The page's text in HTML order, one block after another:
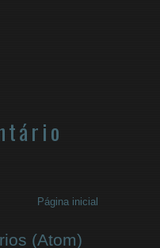
Página inicial
(Atom)